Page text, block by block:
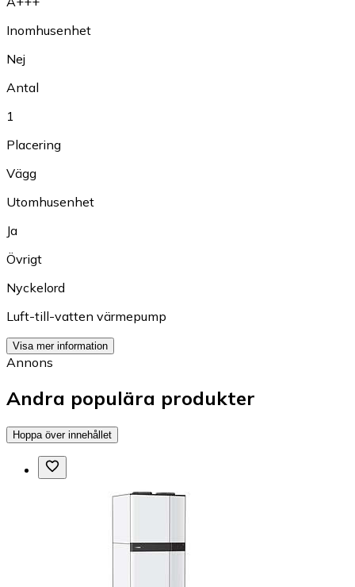
Inomhusenhet
Nej
Antal
1
Placering
Vägg
Utomhusenhet
Ja
Övrigt
Nyckelord
Luft-till-vatten värmepump
Visa mer information
Annons
Andra populära produkter
Hoppa över innehållet